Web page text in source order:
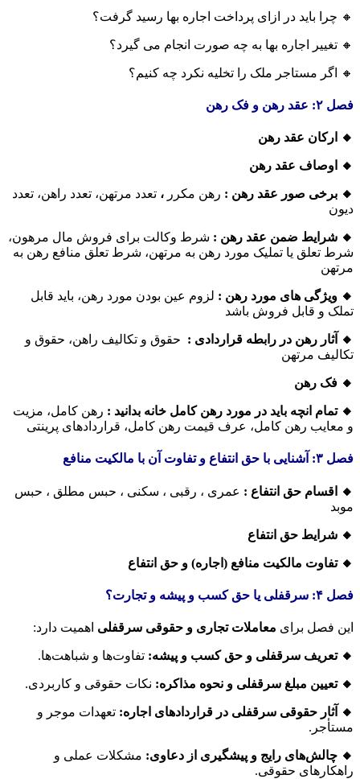
🔸 چرا باید در ازای پرداخت اجاره بها رسید گرفت؟
🔸 تغییر اجاره بها به چه صورت انجام می گیرد؟
🔸 اگر مستاجر ملک را تخلیه نکرد چه کنیم؟
فصل ۲: عقد رهن و فک رهن
🔸 ارکان عقد رهن
🔸 اوصاف عقد رهن
🔸 برخی صور عقد رهن : رهن مکرر ، تعدد مرتهن، تعدد راهن، تعدد
دیون
🔸 شرایط ضمن عقد رهن : شرط وکالت برای فروش مال مرهون،
شرط تعلق یا تملیک مورد رهن به مرتهن، شرط تعلق منافع رهن به
مرتهن
🔸 ویژگی های مورد رهن : لزوم عین بودن مورد رهن، باید قابل
تملک و قابل فروش باشد
🔸 آثار رهن در رابطه قراردادی : حقوق و تکالیف راهن، حقوق و
تکالیف مرتهن
🔸 فک رهن
🔸 تمام انچه باید در مورد رهن کامل خانه بدانید : رهن کامل، مزیت
و معایب رهن کامل، عرف قیمت رهن کامل، قراردادهای پرینتی
فصل ۳: آشنایی با حق انتفاع و تفاوت آن با مالکیت منافع
🔸 اقسام حق انتفاع : عمری ، رقبی ، سکنی ، حبس مطلق ، حبس
موبد
🔸 شرایط حق انتفاع
🔸 تفاوت مالکیت منافع (اجاره) و حق انتفاع
فصل ۴: سرقفلی یا حق کسب و پیشه و تجارت؟
این فصل برای معاملات تجاری و حقوقی سرقفلی اهمیت دارد:
🔸 تعریف سرقفلی و حق کسب و پیشه: تفاوت‌ها و شباهت‌ها.
🔸 تعیین مبلغ سرقفلی و نحوه مذاکره: نکات حقوقی و کاربردی.
🔸 آثار حقوقی سرقفلی در قراردادهای اجاره: تعهدات موجر و
مستأجر.
🔸 چالش‌های رایج و پیشگیری از دعاوی: مشکلات عملی و
راهکارهای حقوقی.